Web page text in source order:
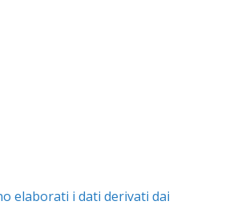
elaborati i dati derivati dai